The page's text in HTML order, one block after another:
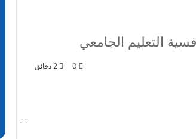
التعليم الجامعي
0